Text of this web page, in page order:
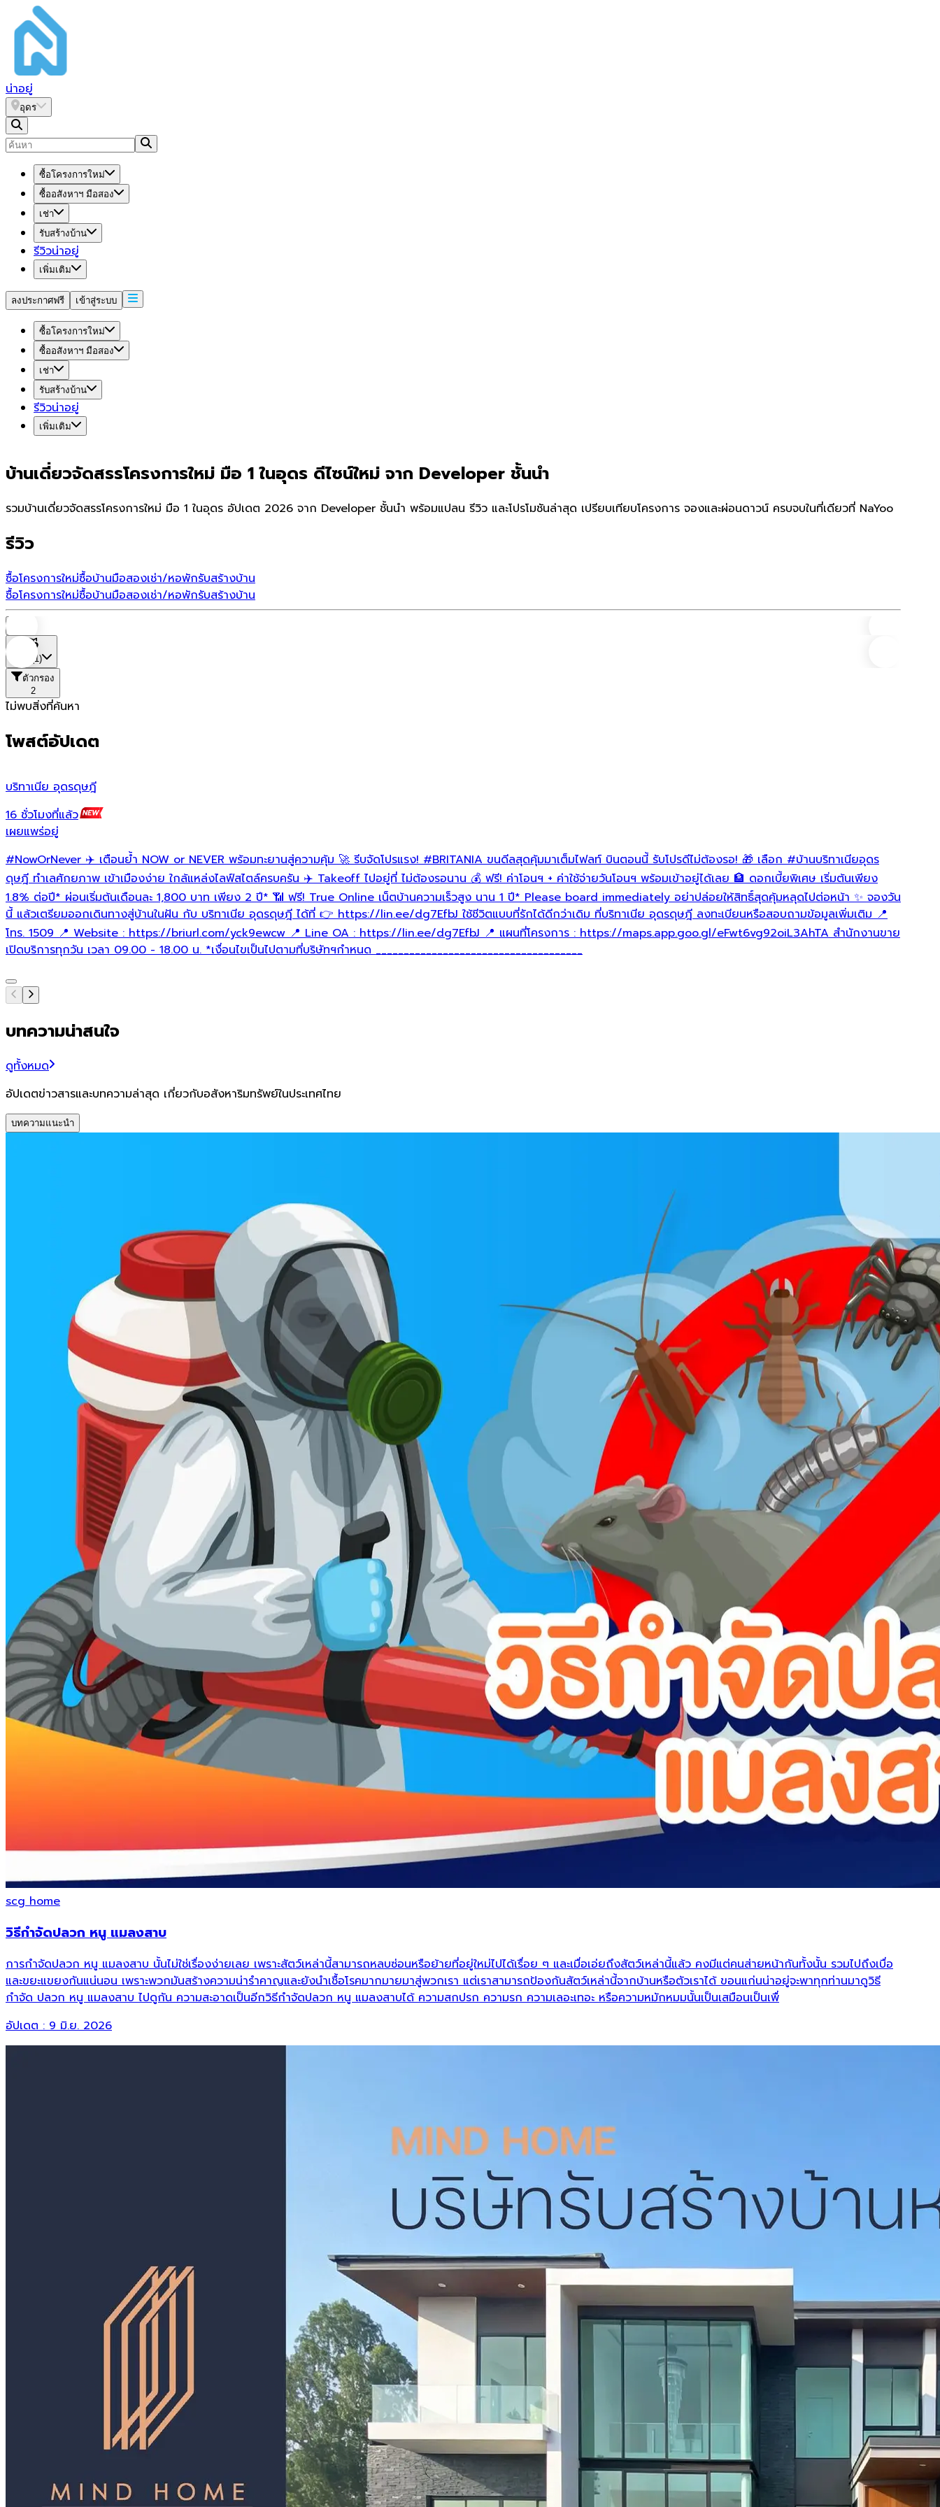
น่าอยู่
อุดร
ซื้อโครงการใหม่
ซื้ออสังหาฯ มือสอง
เช่า
รับสร้างบ้าน
รีวิวน่าอยู่
เพิ่มเติม
ลงประกาศฟรี เข้าสู่ระบบ
ซื้อโครงการใหม่
ซื้ออสังหาฯ มือสอง
เช่า
รับสร้างบ้าน
รีวิวน่าอยู่
เพิ่มเติม
บ้านเดี่ยวจัดสรรโครงการใหม่ มือ 1 ในอุดร ดีไซน์ใหม่ จาก Developer ชั้นนำ
รวมบ้านเดี่ยวจัดสรรโครงการใหม่ มือ 1 ในอุดร อัปเดต 2026 จาก Developer ชั้นนำ พร้อมแปลน รีวิว และโปรโมชันล่าสุด เปรียบเทียบโครงการ จองและผ่อนดาวน์ ครบจบในที่เดียวที่ NaYoo
รีวิว
ซื้อโครงการใหม่ซื้อบ้านมือสองเช่า/หอพักรับสร้างบ้าน
ซื้อโครงการใหม่ซื้อบ้านมือสองเช่า/หอพักรับสร้างบ้าน
(1)
ตัวกรอง
2
ไม่พบสิ่งที่ค้นหา
โพสต์อัปเดต
บริทาเนีย อุดรดุษฎี
16 ชั่วโมงที่แล้ว
เผยแพร่อยู่
#NowOrNever✈️ เตือนย้ำ NOW or NEVER พร้อมทะยานสู่ความคุ้ม 🚀 รีบจัดโปรแรง!#BRITANIAขนดีลสุดคุ้มมาเต็มไฟลท์ บินตอนนี้ รับโปรดีไม่ต้องรอ! 🎁 เลือก#บ้านบริทาเนียอุดร
ดุษฎีทำเลศักยภาพ เข้าเมืองง่าย ใกล้แหล่งไลฟ์สไตล์ครบครัน ✈️ Takeoff ไปอยู่ที่ ไม่ต้องรอนาน 💰 ฟรี! ค่าโอนฯ + ค่าใช้จ่ายวันโอนฯ พร้อมเข้าอยู่ได้เลย 🏦 ดอกเบี้ยพิเศษ เริ่มต้นเพียง
1.8% ต่อปี* ผ่อนเริ่มต้นเดือนละ 1,800 บาท เพียง 2 ปี* 📶 ฟรี! True Online เน็ตบ้านความเร็วสูง นาน 1 ปี* Please board immediately อย่าปล่อยให้สิทธิ์สุดคุ้มหลุดไปต่อหน้า ✨ จองวัน
นี้ แล้วเตรียมออกเดินทางสู่บ้านในฝัน กับ บริทาเนีย อุดรดุษฎี ได้ที่ 👉 https://lin.ee/dg7EfbJ ใช้ชีวิตแบบที่รักได้ดีกว่าเดิม ที่บริทาเนีย อุดรดุษฎี ลงทะเบียนหรือสอบถามข้อมูลเพิ่มเติม 📍
โทร. 1509 📍 Website : https://briurl.com/yck9ewcw 📍 Line OA : https://lin.ee/dg7EfbJ 📍 แผนที่โครงการ : https://maps.app.goo.gl/eFwt6vg92oiL3AhTA สำนักงานขาย
เปิดบริการทุกวัน เวลา 09.00 - 18.00 น. *เงื่อนไขเป็นไปตามที่บริษัทฯกำหนด _____________________________________
บทความน่าสนใจ
ดูทั้งหมด
อัปเดตข่าวสารและบทความล่าสุด เกี่ยวกับอสังหาริมทรัพย์ในประเทศไทย
บทความแนะนำ
scg home
วิธีกำจัดปลวก หนู แมลงสาบ
การกำจัดปลวก หนู แมลงสาบ นั้นไม่ใช่เรื่องง่ายเลย เพราะสัตว์เหล่านี้สามารถหลบซ่อนหรือย้ายที่อยู่ใหม่ไปได้เรื่อย ๆ และเมื่อเอ่ยถึงสัตว์เหล่านี้แล้ว คงมีแต่คนส่ายหน้ากันทั้งนั้น รวมไปถึงเบื่อ
และขยะแขยงกันแน่นอน เพราะพวกมันสร้างความน่ารำคาญและยังนำเชื้อโรคมากมายมาสู่พวกเรา แต่เราสามารถป้องกันสัตว์เหล่านี้จากบ้านหรือตัวเราได้ ขอนแก่นน่าอยู่จะพาทุกท่านมาดูวิธี
กำจัด ปลวก หนู แมลงสาบ ไปดูกัน ความสะอาดเป็นอีกวิธีกำจัดปลวก หนู แมลงสาบได้ ความสกปรก ความรก ความเลอะเทอะ หรือความหมักหมมนั้นเป็นเสมือนเป็นเพื่
อัปเดต : 9 มิ.ย. 2026